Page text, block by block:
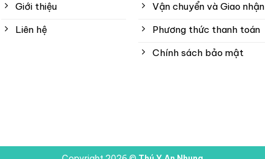
Giới thiệu
Liên hệ
Vận chuyển và Giao nhận
Phương thức thanh toán
Chính sách bảo mật